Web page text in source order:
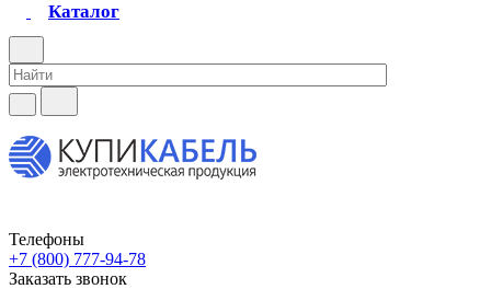
Каталог
Телефоны
+7 (800) 777-94-78
Заказать звонок